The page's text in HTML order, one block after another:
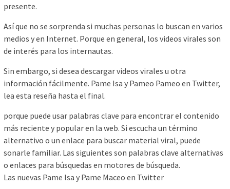
presente.
Así que no se sorprenda si muchas personas lo buscan en varios
medios y en Internet. Porque en general, los videos virales son
de interés para los internautas.
Sin embargo, si desea descargar videos virales u otra
información fácilmente. Pame Isa y Pameo Pameo en Twitter,
lea esta reseña hasta el final.
porque puede usar palabras clave para encontrar el contenido
más reciente y popular en la web. Si escucha un término
alternativo o un enlace para buscar material viral, puede
sonarle familiar. Las siguientes son palabras clave alternativas
o enlaces para búsquedas en motores de búsqueda.
Las nuevas Pame Isa y Pame Maceo en Twitter